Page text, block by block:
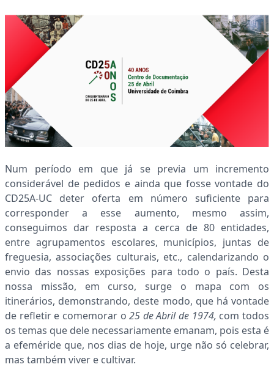
Num período em que já se previa um incremento
considerável de pedidos e ainda que fosse vontade do
CD25A-UC deter oferta em número suficiente para
corresponder a esse aumento, mesmo assim,
conseguimos dar resposta a cerca de 80 entidades,
entre agrupamentos escolares, municípios, juntas de
freguesia, associações culturais, etc., calendarizando o
envio das nossas exposições para todo o país. Desta
nossa missão, em curso, surge o mapa com os
itinerários, demonstrando, deste modo, que há vontade
de refletir e comemorar o25 de Abril de 1974, com todos
os temas que dele necessariamente emanam, pois esta é
a efeméride que, nos dias de hoje, urge não só celebrar,
mas também viver e cultivar.